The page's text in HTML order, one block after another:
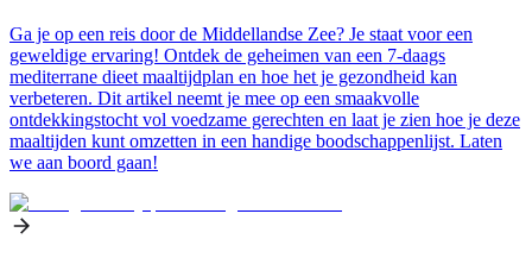
Ga je op een reis door de Middellandse Zee? Je staat voor een
geweldige ervaring! Ontdek de geheimen van een 7-daags
mediterrane dieet maaltijdplan en hoe het je gezondheid kan
verbeteren. Dit artikel neemt je mee op een smaakvolle
ontdekkingstocht vol voedzame gerechten en laat je zien hoe je deze
maaltijden kunt omzetten in een handige boodschappenlijst. Laten
we aan boord gaan!